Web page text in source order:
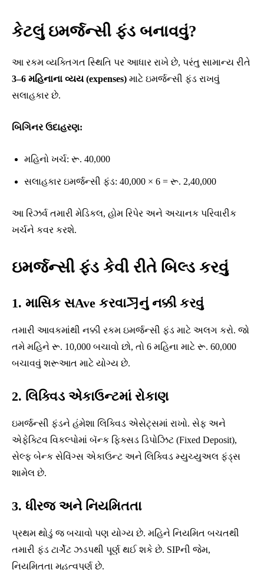
કેટલું ઇમર્જન્સી ફંડ બનાવવું?
આ રકમ વ્યક્તિગત સ્થિતિ પર આધાર રાખે છે, પરંતુ સામાન્ય રીતે
3–6 મહિનાના વ્યય (expenses) માટે ઇમર્જન્સી ફંડ રાખવું
સલાહકાર છે.
બિગિનર ઉદાહરણ:
મહિનો ખર્ચ: રૂ. 40,000
સલાહકાર ઇમર્જન્સી ફંડ: 40,000 × 6 = રૂ. 2,40,000
આ રિઝર્વ તમારી મેડિકલ, હોમ રિપેર અને અચાનક પરિવારીક
ખર્ચને કવર કરશે.
ઇમર્જન્સી ફંડ કેવી રીતે બિલ્ડ કરવું
1. માસિક સAve કરવા习નું નક્કી કરવું
તમારી આવકમાંથી નક્કી રકમ ઇમર્જન્સી ફંડ માટે અલગ કરો. જો
તમે મહિને રૂ. 10,000 બચાવો છો, તો 6 મહિના માટે રૂ. 60,000
બચાવવું શરૂઆત માટે યોગ્ય છે.
2. લિક્વિડ એકાઉન્ટમાં રોકાણ
ઇમર્જન્સી ફંડને હંમેશા લિક્વિડ એસેટ્સમાં રાખો. સેફ અને
એફેક્ટિવ વિકલ્પોમાં બૅન્ક ફિક્સડ ડિપોઝિટ (Fixed Deposit),
સેલ્ફ બેન્ક સેવિંગ્સ એકાઉન્ટ અને લિક્વિડ મ્યુચ્યુઅલ ફંડ્સ
શામેલ છે.
3. ધીરજ અને નિયમિતતા
પ્રથમ થોડું જ બચાવો પણ યોગ્ય છે. મહિને નિયમિત બચતથી
તમારી ફંડ ટાર્ગેટ ઝડપથી પૂર્ણ થઈ શકે છે. SIPની જેમ,
નિયમિતતા મહત્વપૂર્ણ છે.